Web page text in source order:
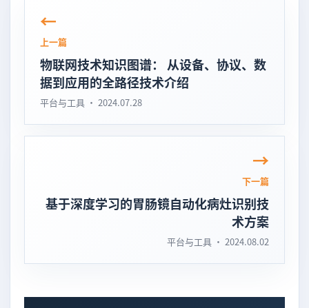
上一篇
物联网技术知识图谱： 从设备、协议、数
据到应用的全路径技术介绍
平台与工具 · 2024.07.28
下一篇
基于深度学习的胃肠镜自动化病灶识别技
术方案
平台与工具 · 2024.08.02